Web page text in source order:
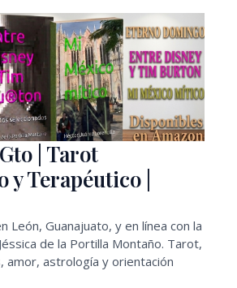
| Tarot
Terapéutico |
León, Guanajuato, y en línea con la
de la Portilla Montaño. Tarot,
amor, astrología y orientación